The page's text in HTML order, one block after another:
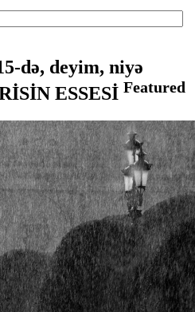
də, deyim, niyə
ESSESİ Featured